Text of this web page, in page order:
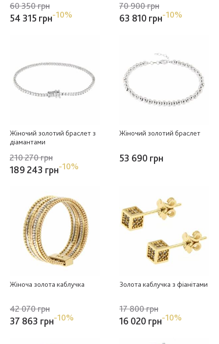
60 350 грн
54 315 грн-10%
70 900 грн
63 810 грн-10%
Жіночий золотий браслет з
діамантами
210 270 грн
189 243 грн-10%
Жіночий золотий браслет
53 690 грн
Жіноча золота каблучка
42 070 грн
37 863 грн-10%
Золота каблучка з фіанітами
17 800 грн
16 020 грн-10%